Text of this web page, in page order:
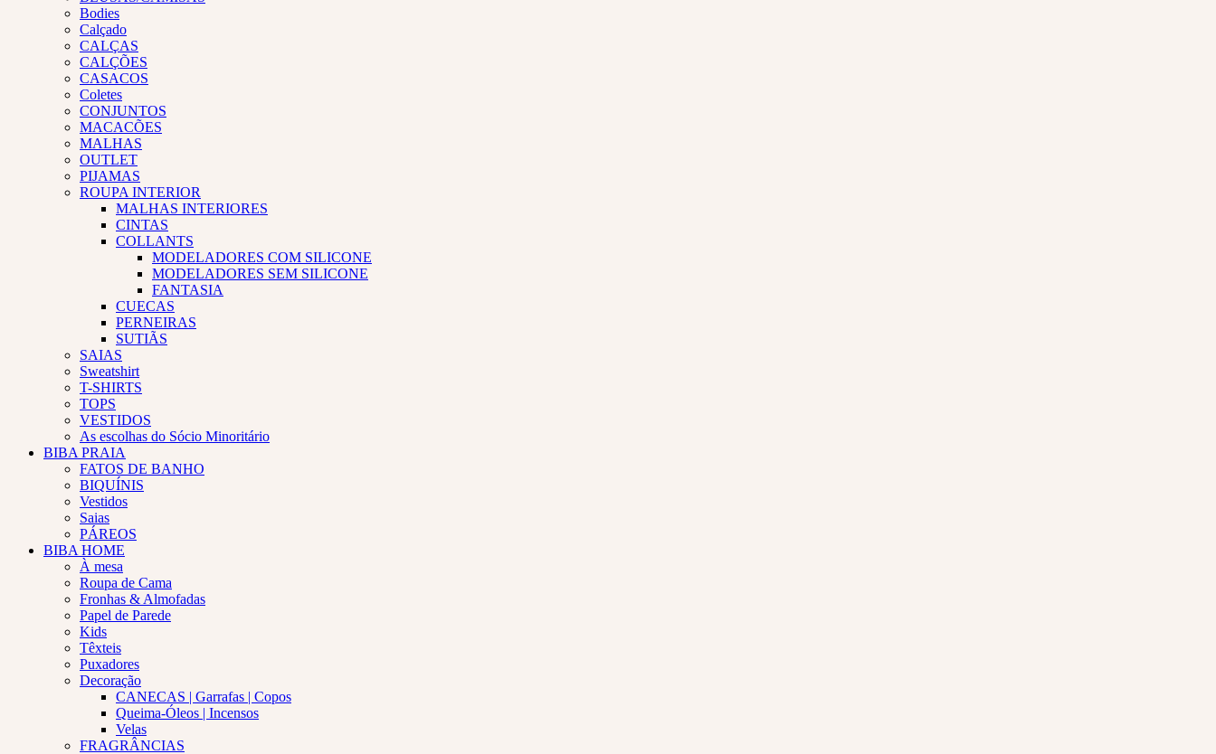
Bodies
Calçado
CALÇAS
CALÇÕES
CASACOS
Coletes
CONJUNTOS
MACACÕES
MALHAS
OUTLET
PIJAMAS
ROUPA INTERIOR
MALHAS INTERIORES
CINTAS
COLLANTS
MODELADORES COM SILICONE
MODELADORES SEM SILICONE
FANTASIA
CUECAS
PERNEIRAS
SUTIÃS
SAIAS
Sweatshirt
T-SHIRTS
TOPS
VESTIDOS
As escolhas do Sócio Minoritário
BIBA PRAIA
FATOS DE BANHO
BIQUÍNIS
Vestidos
Saias
PÁREOS
BIBA HOME
À mesa
Roupa de Cama
Fronhas & Almofadas
Papel de Parede
Kids
Têxteis
Puxadores
Decoração
CANECAS | Garrafas | Copos
Queima-Óleos | Incensos
Velas
FRAGRÂNCIAS